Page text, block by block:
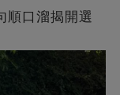
順口溜揭開選